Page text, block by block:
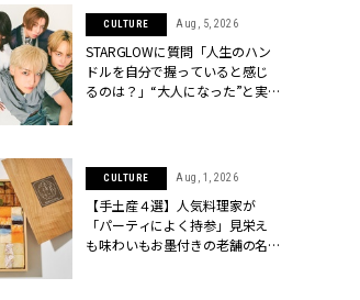
CULTURE Aug, 5, 2026
STARGLOWに質問「人生のハン
ドルを自分で握っていると感じ
るのは？」“大️人になった”と実
CULTURE Aug, 1, 2026
【手土産４選】人気料理家が
「パーティによく持参」見栄え
も味わいもお墨付きの老舗の名